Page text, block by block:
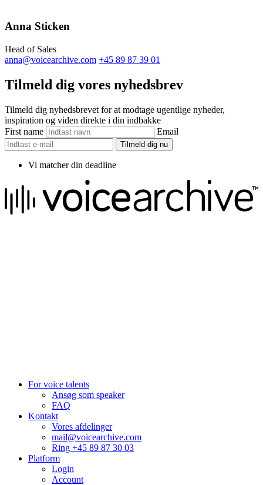
Anna Sticken
Head of Sales
anna@voicearchive.com +45 89 87 39 01
Tilmeld dig vores nyhedsbrev
Tilmeld dig nyhedsbrevet for at modtage ugentlige nyheder,
inspiration og viden direkte i din indbakke
First name
Email
Tilmeld dig nu
Vi matcher din deadline
For voice talents
Ansøg som speaker
FAQ
Kontakt
Vores afdelinger
mail@voicearchive.com
Ring +45 89 87 30 03
Platform
Login
Account